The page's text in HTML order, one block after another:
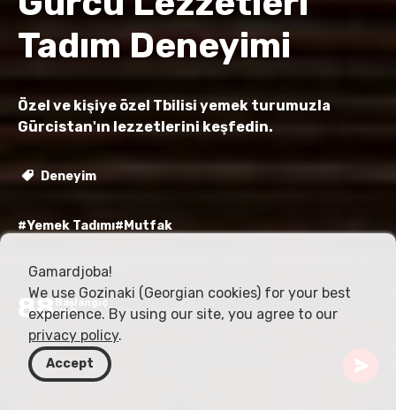
Tadım Deneyimi
Özel ve kişiye özel Tbilisi yemek turumuzla
Gürcistan'ın lezzetlerini keşfedin.
Deneyim
#Yemek Tadımı#Mutfak
88Başlangıç
USD
Gamardjoba!
We use Gozinaki (Georgian cookies) for your best
experience. By using our site, you agree to our
privacy policy.
Accept